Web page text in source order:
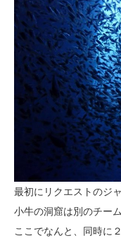
最初にリクエストのジ
小牛の洞窟は別のチー
ここでなんと、同時に